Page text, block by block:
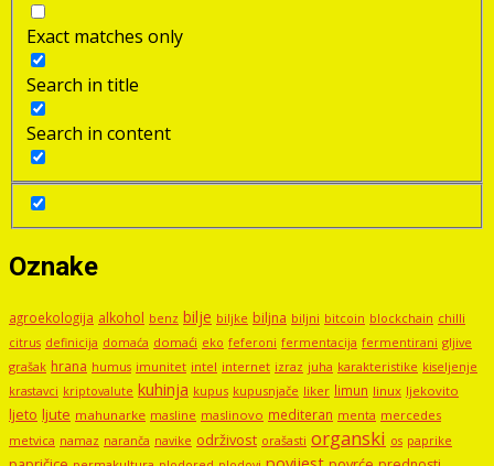
Exact matches only
Search in title
Search in content
Oznake
agroekologija alkohol benz bilje biljke biljna biljni bitcoin blockchain chilli
citrus definicija domaća domaći eko feferoni fermentacija fermentirani gljive
grašak hrana humus imunitet intel internet izraz juha karakteristike kiseljenje
krastavci kriptovalute kuhinja kupus kupusnjače liker limun linux ljekovito
ljeto ljute mahunarke masline maslinovo mediteran menta mercedes
metvica namaz naranča navike održivost orašasti organski os paprike